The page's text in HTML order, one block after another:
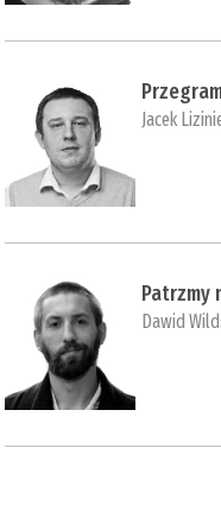
Jacek
Patrzmy
Dawid